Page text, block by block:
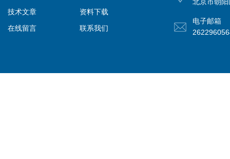
技术文章
资料下载
在线留言
联系我们
电子邮箱